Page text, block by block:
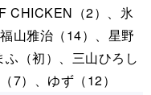
CHICKEN（2）、氷
山雅治（14）、星野
（初）、三山ひろし
7）、ゆず（12）